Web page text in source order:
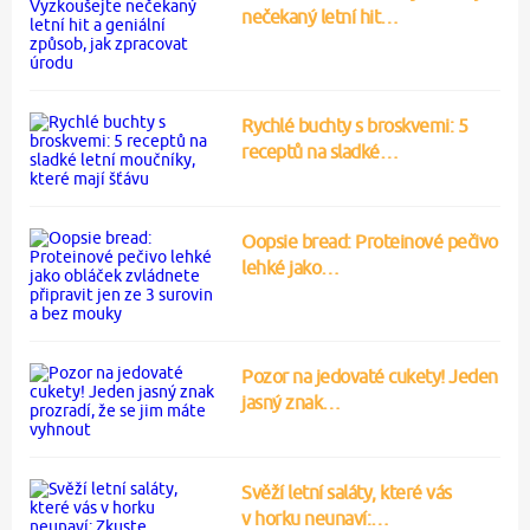
nečekaný letní hit…
Rychlé buchty s broskvemi: 5
receptů na sladké…
Oopsie bread: Proteinové pečivo
lehké jako…
Pozor na jedovaté cukety! Jeden
jasný znak…
Svěží letní saláty, které vás
v horku neunaví:…